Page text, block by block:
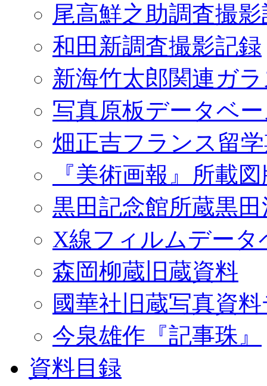
尾高鮮之助調査撮
和田新調査撮影記録
新海竹太郎関連ガ
写真原板データベ
畑正吉フランス留
『美術画報』所載
黒田記念館所蔵黒
X線フィルムデータ
森岡柳蔵旧蔵資料
國華社旧蔵写真資
今泉雄作『記事珠』
資料目録